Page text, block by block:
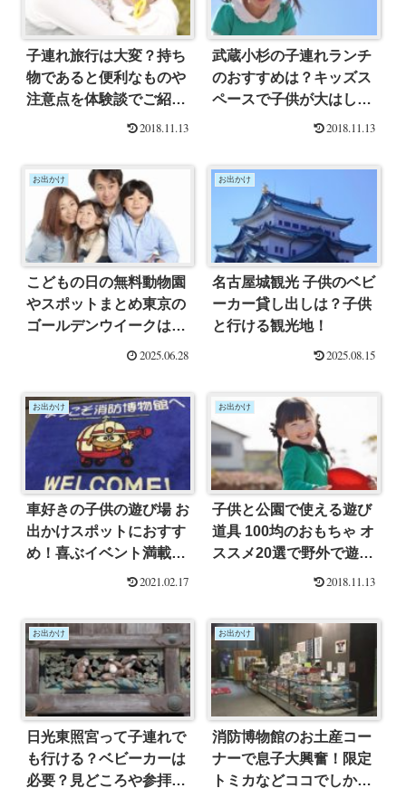
子連れ旅行は大変？持ち
物であると便利なものや
注意点を体験談でご紹介
2018.11.13
武蔵小杉の子連れランチ
のおすすめは？キッズス
ペースで子供が大はしゃ
ぎできるココがイチオシ♪
2018.11.13
お出かけ
こどもの日の無料動物園
やスポットまとめ東京の
ゴールデンウイークはこ
2025.06.28
お出かけ
名古屋城観光 子供のベビ
ーカー貸し出しは？子供
と行ける観光地！
2025.08.15
お出かけ
車好きの子供の遊び場 お
出かけスポットにおすす
め！喜ぶイベント満載の
消防博物館体験談2021.02.17
お出かけ
子供と公園で使える遊び
道具 100均のおもちゃ オ
ススメ20選で野外で遊ぼ
2018.11.13
お出かけ
日光東照宮って子連れで
も行ける？ベビーカーは
必要？見どころや参拝料
お出かけ
消防博物館のお土産コー
ナーで息子大興奮！限定
トミカなどココでしか買